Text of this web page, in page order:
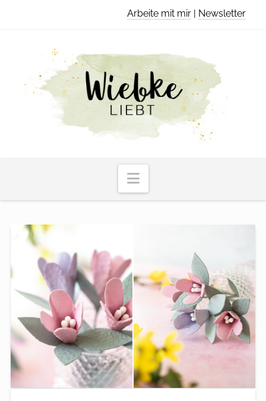
Arbeite mit mir | Newsletter
Navigation